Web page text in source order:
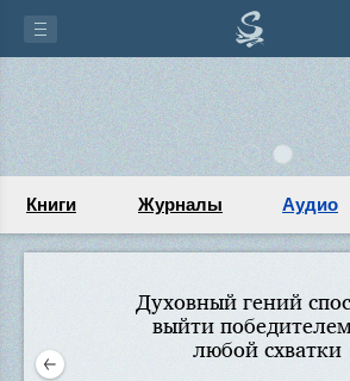
Книги Журналы Аудио
Духовный гений
выйти
любой схватки